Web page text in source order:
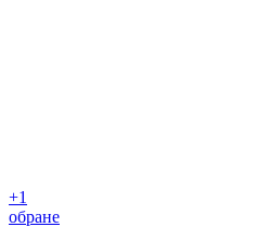
+1
обране